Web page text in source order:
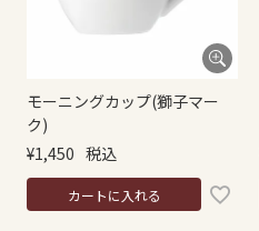
モーニングカップ(獅子マー
ク)
¥1,450 税込
カートに入れる